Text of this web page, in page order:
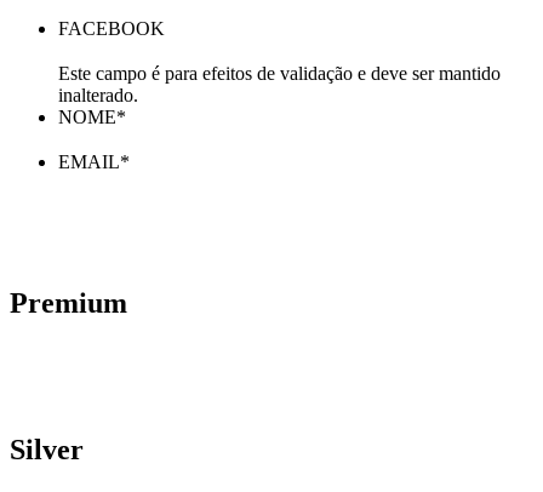
FACEBOOK
Este campo é para efeitos de validação e deve ser mantido
inalterado.
NOME*
EMAIL*
Premium
Silver